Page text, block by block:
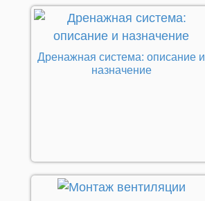
Дренажная система: описание и
назначение